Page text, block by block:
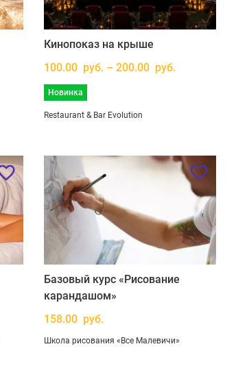
Кинопоказ на крыше
100.00 руб. – 200.00 руб.
Новинка
Restaurant & Bar Evolution
Базовый курс «Рисование
карандашом»
158.00 руб.
Школа рисования «Все Малевичи»